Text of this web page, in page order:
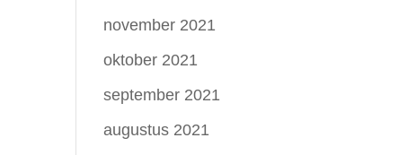
november 2021
oktober 2021
september 2021
augustus 2021